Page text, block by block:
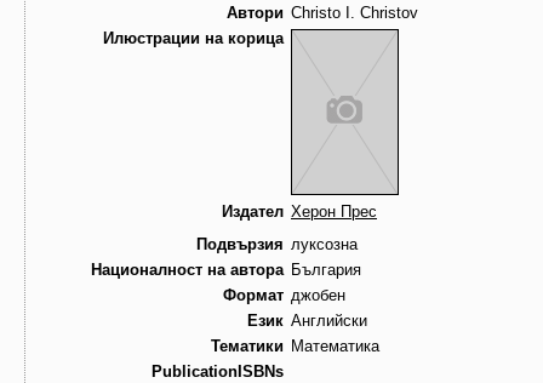
Автори Christo I. Christov
Илюстрации на корица
Издател Херон Прес
Подвързия луксозна
Националност на автора България
Формат джобен
Език Английски
Тематики Математика
PublicationISBNs